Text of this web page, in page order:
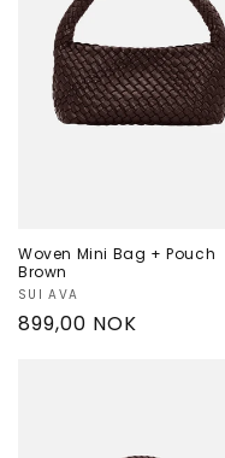
Woven Mini Bag + Pouch
Brown
Selger:
SUI AVA
Vanlig
899,00 NOK